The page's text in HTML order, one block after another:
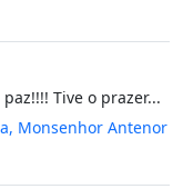
Tive o prazer...
Monsenhor Antenor